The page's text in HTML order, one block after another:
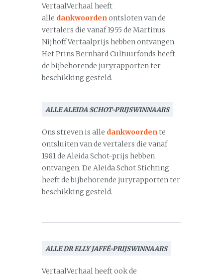
VertaalVerhaal heeft
alle dankwoordenontsloten van de
vertalers die vanaf 1955 de Martinus
Nijhoff Vertaalprijs hebben ontvangen.
Het Prins Bernhard Cultuurfonds heeft
de bijbehorende juryrapporten ter
beschikking gesteld.
ALLE ALEIDA SCHOT-PRIJSWINNAARS
Ons streven is alle dankwoordente
ontsluiten van de vertalers die vanaf
1981 de Aleida Schot-prijs hebben
ontvangen. De Aleida Schot Stichting
heeft de bijbehorende juryrapporten ter
beschikking gesteld.
ALLE DR ELLY JAFFÉ-PRIJSWINNAARS
VertaalVerhaal heeft ook de